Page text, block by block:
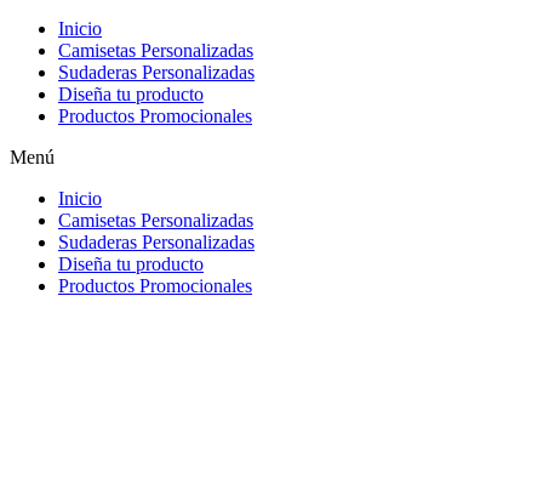
Inicio
Camisetas Personalizadas
Sudaderas Personalizadas
Diseña tu producto
Productos Promocionales
Menú
Inicio
Camisetas Personalizadas
Sudaderas Personalizadas
Diseña tu producto
Productos Promocionales